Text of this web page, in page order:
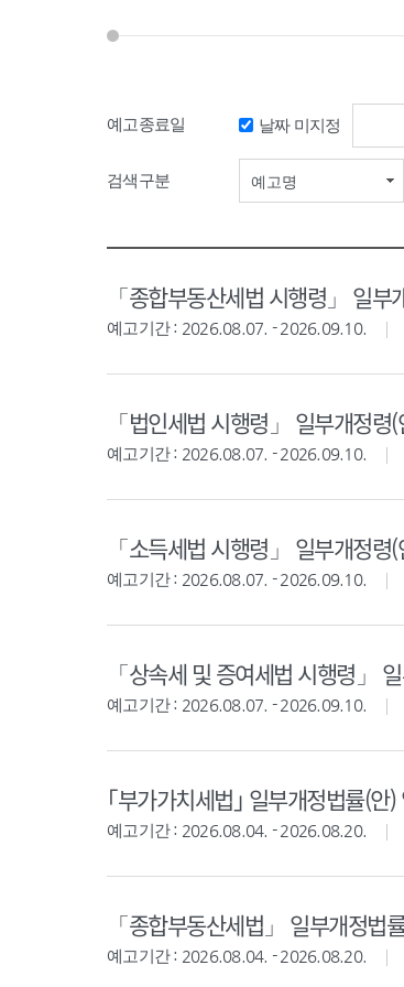
예고종료일 날짜 미지정
검색구분 예고명
「종합부동산세법 시행령」 일
예고기간 : 2026.08.07. - 2026.09.10.
「법인세법 시행령」 일부개정령
예고기간 : 2026.08.07. - 2026.09.10.
「소득세법 시행령」 일부개정령
예고기간 : 2026.08.07. - 2026.09.10.
「상속세 및 증여세법 시행령」
예고기간 : 2026.08.07. - 2026.09.10.
｢부가가치세법｣ 일부개정법률(안
예고기간 : 2026.08.04. - 2026.08.20.
「종합부동산세법」 일부개정법
예고기간 : 2026.08.04. - 2026.08.20.